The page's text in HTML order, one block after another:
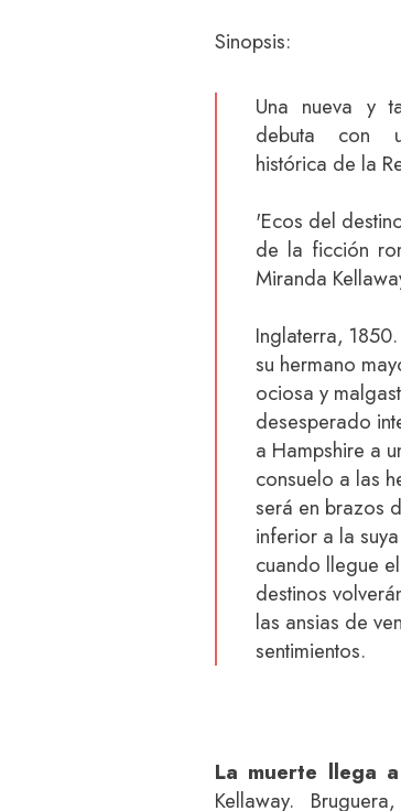
Sinopsis:
Una nueva y
debuta con
histórica de la
'Ecos del
de la ficción
Miranda
Inglaterra,
su hermano
ociosa y
desesperado
a Hampshire a
consuelo a las
será en brazos
inferior a la
cuando llegue
destinos
las ansias de
sentimientos.
La muerte llega
Kellaway.